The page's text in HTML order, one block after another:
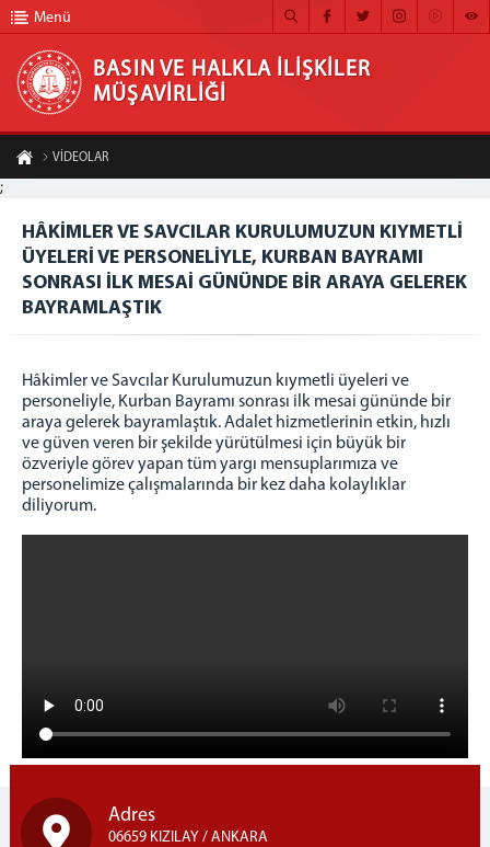
BASIN VE HALKLA İLİŞKİLER MÜŞAVİRLİĞİ
ANA SAYFA
MÜŞAVİRLİĞİMİZ
HABER ARŞİVİ
FOTOĞRAF ARŞİVİ
BÜLTEN
İLETİŞİM
Menü
BASIN VE HALKLA İLİŞKİLER
MÜŞAVİRLİĞİ
VİDEOLAR
KURBAN BAYRAMI SONRASI İLK MESAİ GÜNÜNDE BİR ARAYA GELEREK BAYRAMLAŞTIK
Paylaş
;
HÂKİMLER VE SAVCILAR KURULUMUZUN KIYMETLİ
ÜYELERİ VE PERSONELİYLE, KURBAN BAYRAMI
SONRASI İLK MESAİ GÜNÜNDE BİR ARAYA GELEREK
BAYRAMLAŞTIK
Hâkimler ve Savcılar Kurulumuzun kıymetli üyeleri ve
personeliyle, Kurban Bayramı sonrası ilk mesai gününde bir
araya gelerek bayramlaştık. Adalet hizmetlerinin etkin, hızlı
ve güven veren bir şekilde yürütülmesi için büyük bir
özveriyle görev yapan tüm yargı mensuplarımıza ve
personelimize çalışmalarında bir kez daha kolaylıklar
diliyorum.
Adres
06659 KIZILAY / ANKARA